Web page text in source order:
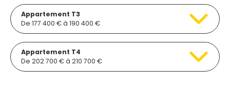
Appartement T3
De 177 400 € à 190 400 €
Appartement T4
De 202 700 € à 210 700 €